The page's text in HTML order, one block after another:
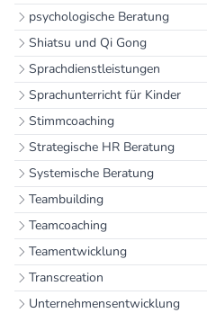
psychologische Beratung
Shiatsu und Qi Gong
Sprachdienstleistungen
Sprachunterricht für Kinder
Stimmcoaching
Strategische HR Beratung
Systemische Beratung
Teambuilding
Teamcoaching
Teamentwicklung
Transcreation
Unternehmensentwicklung